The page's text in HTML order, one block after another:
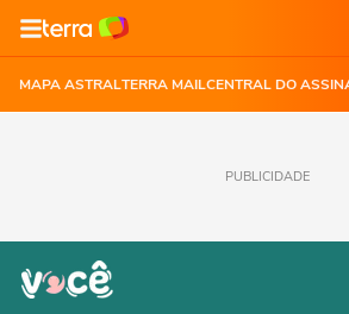
MAPA ASTRALTERRA MAILCENTRAL DO
PUBLICIDADE